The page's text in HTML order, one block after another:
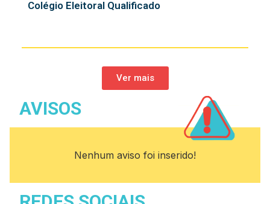
Colégio Eleitoral Qualificado
Ver mais
AVISOS
Nenhum aviso foi inserido!